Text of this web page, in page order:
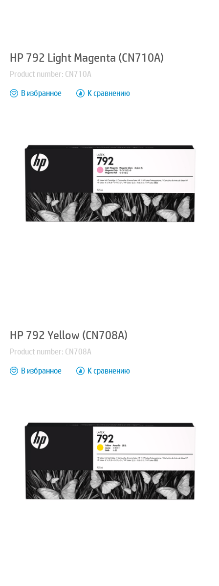
HP 792 Light Magenta (CN710A)
Product number: CN710A
В избранное
К сравнению
HP 792 Yellow (CN708A)
Product number: CN708A
В избранное
К сравнению